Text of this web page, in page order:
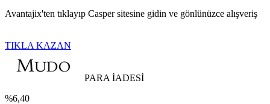
Avantajix'ten tıklayıp Casper sitesine gidin ve gönlünüzce alışveriş
TIKLA KAZAN
PARA İADESİ
%6,40